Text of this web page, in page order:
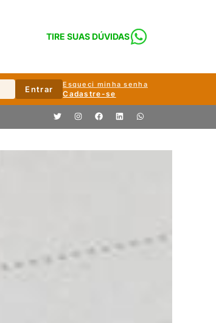
TIRE SUAS DÚVIDAS
Entrar Esqueci minha senha
Cadastre-se